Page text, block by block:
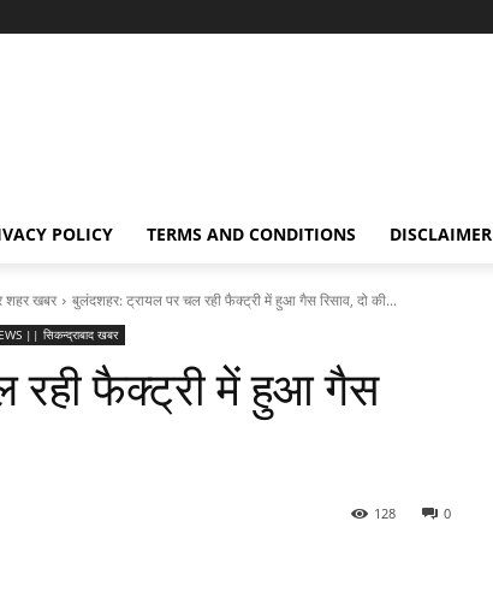
POLICY TERMS AND CONDITIONS DISCLAIMER
शहर खबर बुलंदशहर: ट्रायल पर चल रही फैक्ट्री में हुआ गैस रिसाव, दो की...
|| सिकन्द्राबाद खबर
रही फैक्ट्री में हुआ गैस
0
128